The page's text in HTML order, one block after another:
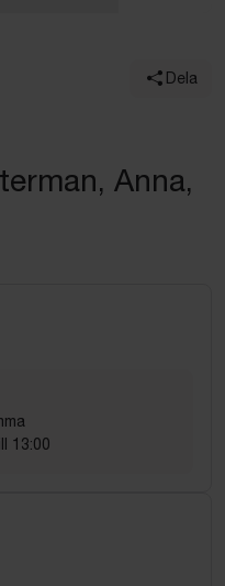
Dela
Anna,
13:00